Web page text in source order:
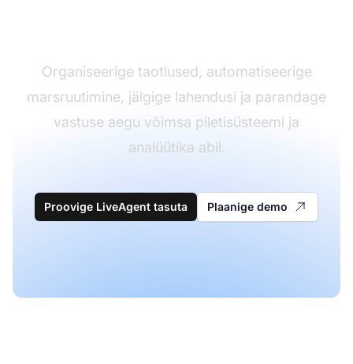
Organiseerige taotlused, automatiseerige
marsruutimine, jälgige lahendusi ja parandage
vastuse aegu võimsa piletisüsteemi ja
analüütika abil.
Proovige LiveAgent tasuta Plaanige demo